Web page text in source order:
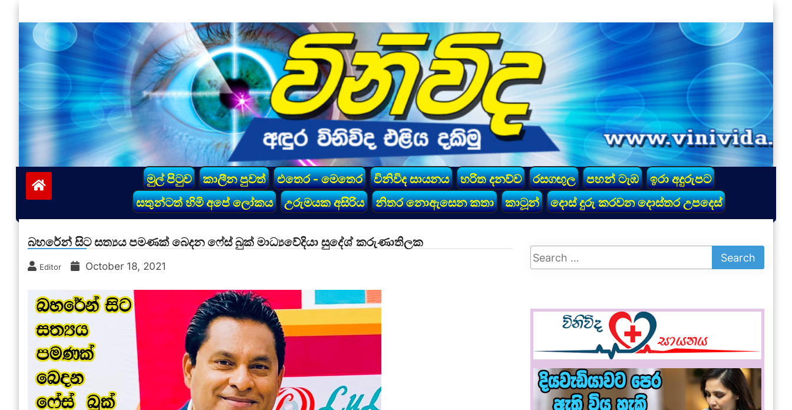
to
content
vinivida.lk
මුල් පිටුව කාලීන පුවත් එතෙර - මෙතෙර විනිවිද සායනය හරිත දනව්ව රසගඟුල පහන් ටැඹ
ඉරා අදුරුපට
සතුන්ටත් හිමි අපේ ලෝකය
උරුමයක අසිරිය නිතර නොඇසෙන කතා කාටූන් දොස් දුරු කරවන දොස්තර උපදෙස්
බහරේන් සිට සත්‍යය පමණක් බෙදන ෆේස් බුක් මාධ්‍යවේදියා සුදේශ් කරුණාතිලක
Editor October 18, 2021